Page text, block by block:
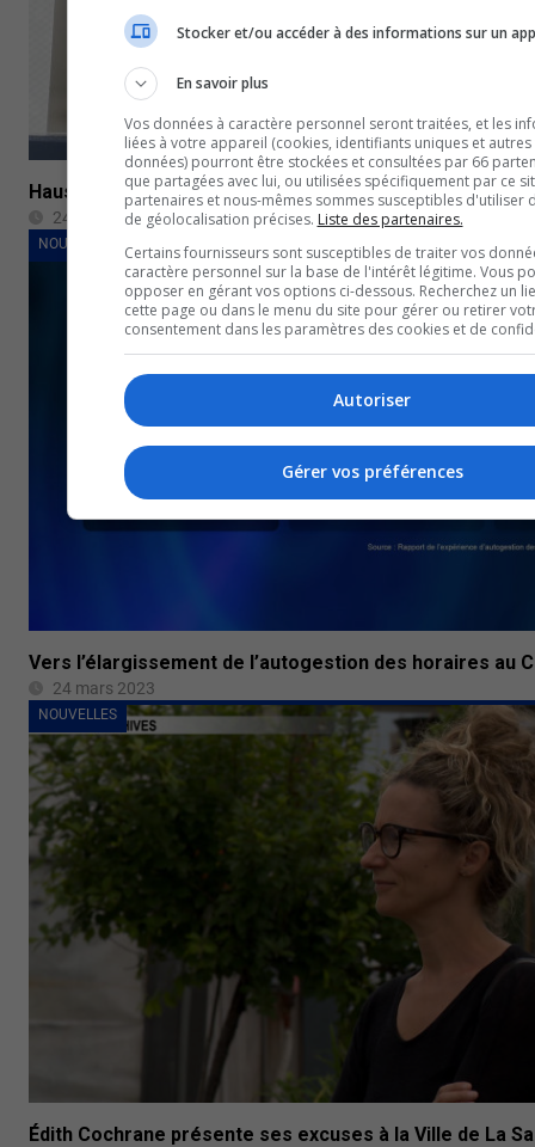
Hausse de popularité des jeux de hasard
24 mars 2023
NOUVELLES
Vers l’élargissement de l’autogestion des horaires au
24 mars 2023
NOUVELLES
Édith Cochrane présente ses excuses à la Ville de La
Stocker et/ou accéder à des informations sur un
En savoir plus
Vos données à caractère personnel seront traitées, et les
liées à votre appareil (cookies, identifiants uniques et
données) pourront être stockées et consultées par 66
que partagées avec lui, ou utilisées spécifiquement par ce
partenaires et nous-mêmes sommes susceptibles d'utiliser
de géolocalisation précises. Liste des partenaires.
Certains fournisseurs sont susceptibles de traiter vos
caractère personnel sur la base de l'intérêt légitime. Vous
opposer en gérant vos options ci-dessous. Recherchez un
cette page ou dans le menu du site pour gérer ou retirer
consentement dans les paramètres des cookies et de
Autoriser
Gérer vos préférences